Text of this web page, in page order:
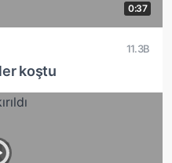
0:37
11.3B
koştu